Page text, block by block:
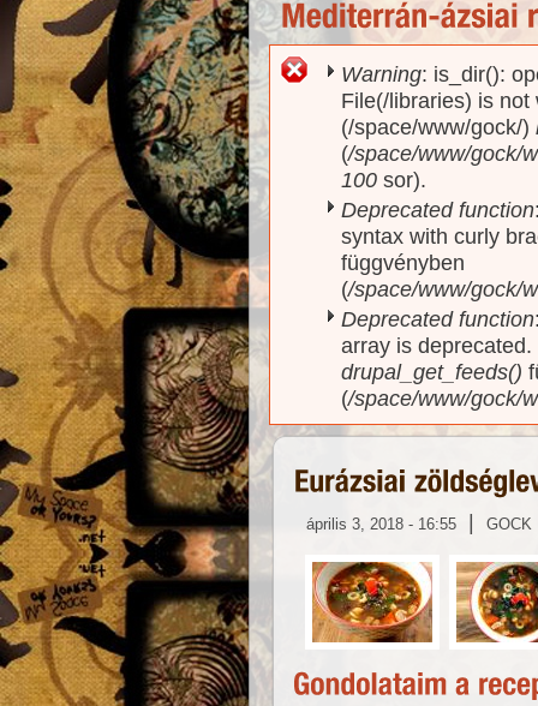
Hibaüzenet
Warning: is_dir():
File(/libraries) is
(/space/www/gock/)
(/space/www/gock/
100 sor).
Deprecated function
syntax with curly
függvényben
(/space/www/gock/
Deprecated function
array is
drupal_get_feeds()
(/space/www/gock/
április 3, 2018 - 16:55 | GOCK